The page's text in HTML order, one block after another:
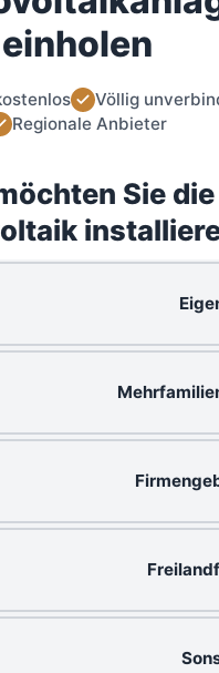
einholen
Völlig
Regionale Anbieter
Sie die